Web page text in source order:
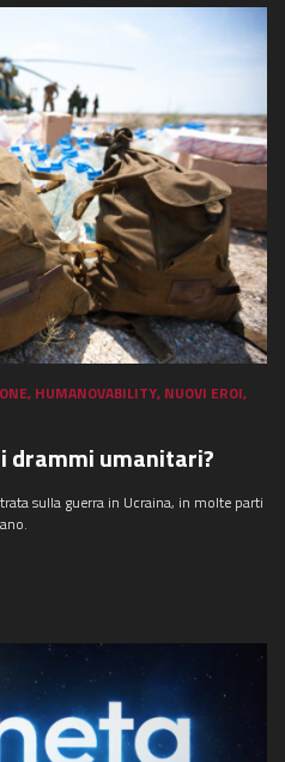
, HUMANOVABILITY, NUOVI EROI,
drammi umanitari?
sulla guerra in Ucraina, in molte parti